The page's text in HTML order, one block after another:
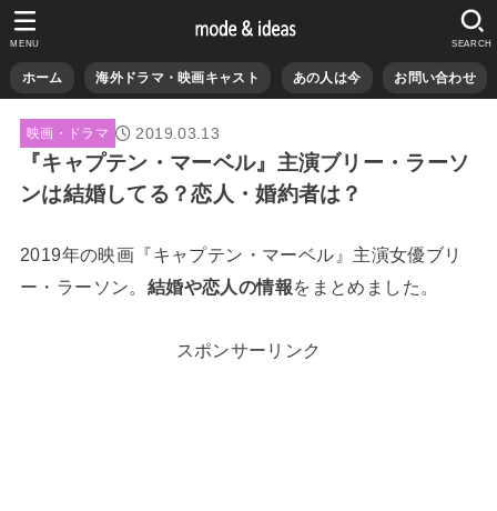
ホーム 海外ドラマ・映画キャスト あの人は今 お問い合わせ
SEARCH
MENU
映画・ドラマ 2019.03.13
『キャプテン・マーベル』主演ブリー・ラーソ
ンは結婚してる？恋人・婚約者は？
2019年の映画『キャプテン・マーベル』主演女優ブリ
ー・ラーソン。 結婚や恋人の情報をまとめました。
スポンサーリンク